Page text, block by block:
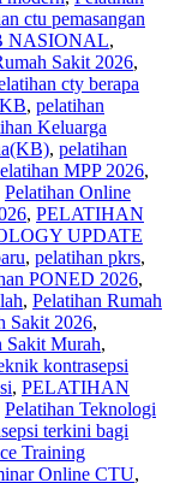
ctu pemasangan
NASIONAL,
Sakit 2026,
cty berapa
, pelatihan
Keluarga
, pelatihan
MPP 2026,
Pelatihan Online
, PELATIHAN
UPDATE
, pelatihan pkrs,
PONED 2026,
, Pelatihan Rumah
Sakit 2026,
Sakit Murah,
kontrasepsi
, PELATIHAN
Pelatihan Teknologi
terkini bagi
Training
Online CTU,